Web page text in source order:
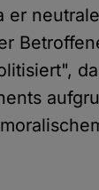
er